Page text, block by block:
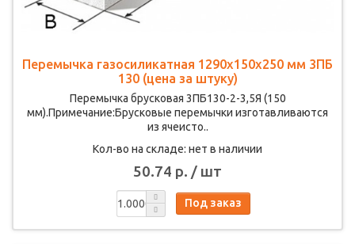
Перемычка газосиликатная 1290х150х250 мм 3ПБ
130 (цена за штуку)
Перемычка брусковая 3ПБ130-2-3,5Я (150
мм).Примечание:Брусковые перемычки изготавливаются
из ячеисто..
Кол-во на складе: нет в наличии
50.74 р. / шт
Под заказ